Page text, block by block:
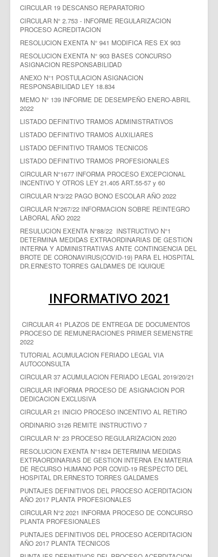
CIRCULAR 19 DESCANSO REPARATORIO
CIRCULAR N° 2.753 - INFORME REGULARIZACION
PROCESO ACREDITACION
RESOLUCION EXENTA N° 941 MODIFICA RES EX 903
RESOLUCION EXENTA N° 903 BASES CONCURSO
ASIGNACION RESPONSABILIDAD
ANEXO N°1 POSTULACION ASIGNACION
RESPONSABILIDAD LEY 18.834
MEMO N° 139 INFORME DE DESEMPEÑO ENERO-ABRIL
2022
LISTADO DEFINITIVO TRAMOS ADMINISTRATIVOS
LISTADO DEFINITIVO TRAMOS AUXILIARES
LISTADO DEFINITIVO TRAMOS TECNICOS
LISTADO DEFINITIVO TRAMOS PROFESIONALES
CIRCULAR N°1677 INFORMA PROCESO EXCEPCIONAL
INCENTIVO Y OTROS LEY 21.405 ART.55-57 y 60
CIRCULAR N°3/22 PAGO BONO ESCOLAR AÑO 2022
CIRCULAR N°267/22 INFORMACION SOBRE REINTEGRO
LABORAL AÑO 2022
RESULUCION EXENTA N°88/22 INSTRUCTIVO N°1
DETERMINA MEDIDAS EXTRAORDINARIAS DE GESTION
INTERNA Y ADMINISTRATIVAS ANTE CONTINGENCIA DEL
BROTE DE CORONAVIRUS(COVID-19) PARA EL HOSPITAL
DR.ERNESTO TORRES GALDAMES DE IQUIQUE
INFORMATIVO 2021
CIRCULAR 41 PLAZOS DE ENTREGA DE DOCUMENTOS
PROCESO DE REMUNERACIONES PRIMER SEMENSTRE
2022
TUTORIAL ACUMULACION FERIADO LEGAL VIA
AUTOCONSULTA
CIRCULAR 37 ACUMULACION FERIADO LEGAL 2019/20/21
CIRCULAR INFORMA PROCESO DE ASIGNACION POR
DEDICACION EXCLUSIVA
CIRCULAR 21 INICIO PROCESO INCENTIVO AL RETIRO
ORDINARIO 3126 REMITE INSTRUCTIVO 7
CIRCULAR N° 23 PROCESO REGULARIZACION 2020
RESOLUCION EXENTA N°1824 DETERMINA MEDIDAS
EXTRAORDINARIAS DE GESTION INTERNA EN MATERIA
DE RECURSO HUMANO POR COVID-19 RESPECTO DEL
HOSPITAL DR.ERNESTO TORRES GALDAMES
PUNTAJES DEFINITIVOS DEL PROCESO ACERDITACION
AÑO 2017 PLANTA PROFESIONALES
CIRCULAR N°2 2021 INFORMA PROCESO DE CONCURSO
PLANTA PROFESIONALES
PUNTAJES DEFINITIVOS DEL PROCESO ACERDITACION
AÑO 2017 PLANTA TECNICOS